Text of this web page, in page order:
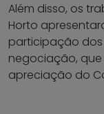
Além disso, os
Horto
participação
negociação,
apreciação do